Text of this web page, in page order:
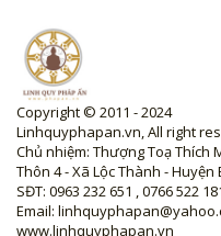
Copyright © 2011 - 2024
Linhquyphapan.vn, All right
Chủ nhiệm: Thượng Toạ Thích
Thôn 4 - Xã Lộc Thành -
SĐT: 0963 232 651 , 0766 522
Email:
www.linhquyphapan.vn